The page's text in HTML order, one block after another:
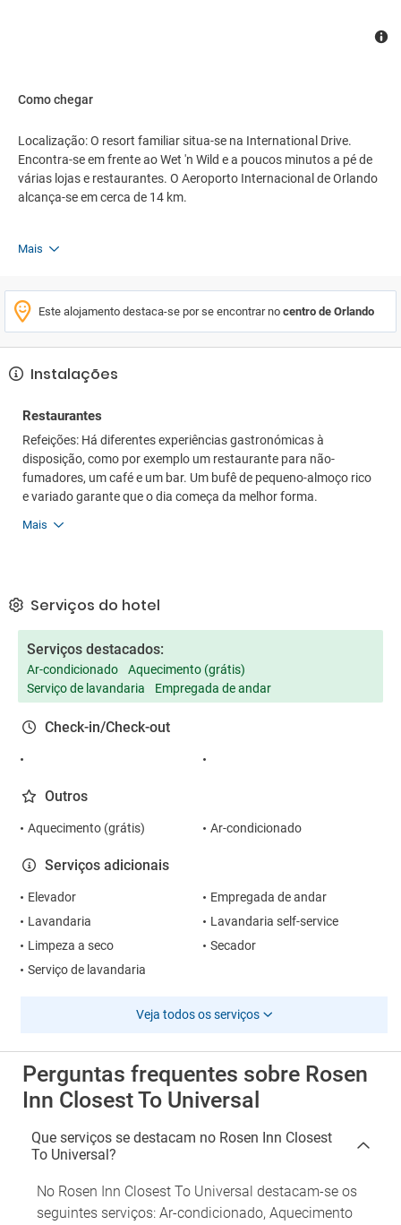
Como chegar
Localização: O resort familiar situa-se na International Drive.
Encontra-se em frente ao Wet 'n Wild e a poucos minutos a pé de
várias lojas e restaurantes. O Aeroporto Internacional de Orlando
alcança-se em cerca de 14 km.
Mais
Este alojamento destaca-se por se encontrar no centro de Orlando
Instalações
Restaurantes
Refeições: Há diferentes experiências gastronómicas à
disposição, como por exemplo um restaurante para não-
fumadores, um café e um bar. Um bufê de pequeno-almoço rico
e variado garante que o dia começa da melhor forma.
Mais
Serviços do hotel
Serviços destacados:
Ar-condicionado
Aquecimento (grátis)
Serviço de lavandaria
Empregada de andar
Check-in/Check-out
Outros
Aquecimento (grátis) Ar-condicionado
Serviços adicionais
Elevador
Empregada de andar
Lavandaria
Lavandaria self-service
Limpeza a seco
Secador
Serviço de lavandaria
Veja todos os serviços
Perguntas frequentes sobre Rosen
Inn Closest To Universal
Que serviços se destacam no Rosen Inn Closest
To Universal?
No Rosen Inn Closest To Universal destacam-se os
seguintes serviços: Ar-condicionado, Aquecimento